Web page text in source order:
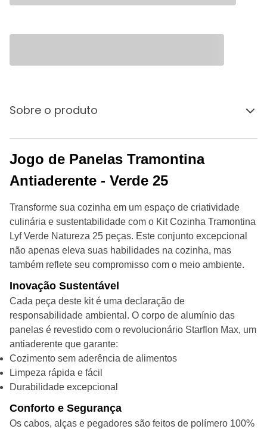
Sobre o produto
Jogo de Panelas Tramontina
Antiaderente - Verde 25
Transforme sua cozinha em um espaço de criatividade
culinária e sustentabilidade com o Kit Cozinha Tramontina
Lyf Verde Natureza 25 peças. Este conjunto excepcional
não apenas eleva suas habilidades na cozinha, mas
também reflete seu compromisso com o meio ambiente.
Inovação Sustentável
Cada peça deste kit é uma declaração de
responsabilidade ambiental. O corpo de alumínio das
panelas é revestido com o revolucionário Starflon Max, um
antiaderente que garante:
Cozimento sem aderência de alimentos
Limpeza rápida e fácil
Durabilidade excepcional
Conforto e Segurança
Os cabos, alças e pegadores são feitos de polímero 100%